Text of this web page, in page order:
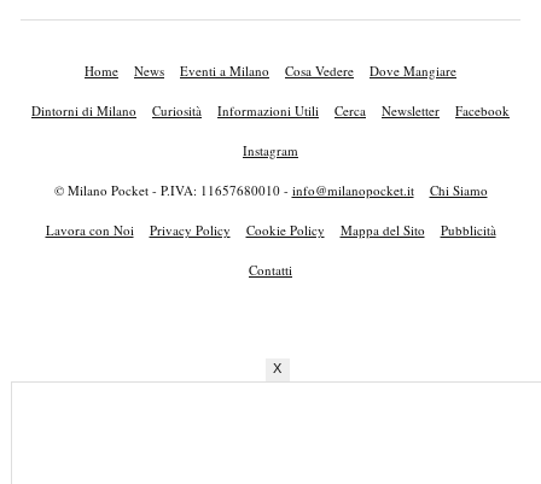
Home News Eventi a Milano Cosa Vedere Dove Mangiare
Dintorni di Milano Curiosità Informazioni Utili Cerca Newsletter Facebook
Instagram
© Milano Pocket - P.IVA: 11657680010 - info@milanopocket.it Chi Siamo
Lavora con Noi Privacy Policy Cookie Policy Mappa del Sito Pubblicità
Contatti
X